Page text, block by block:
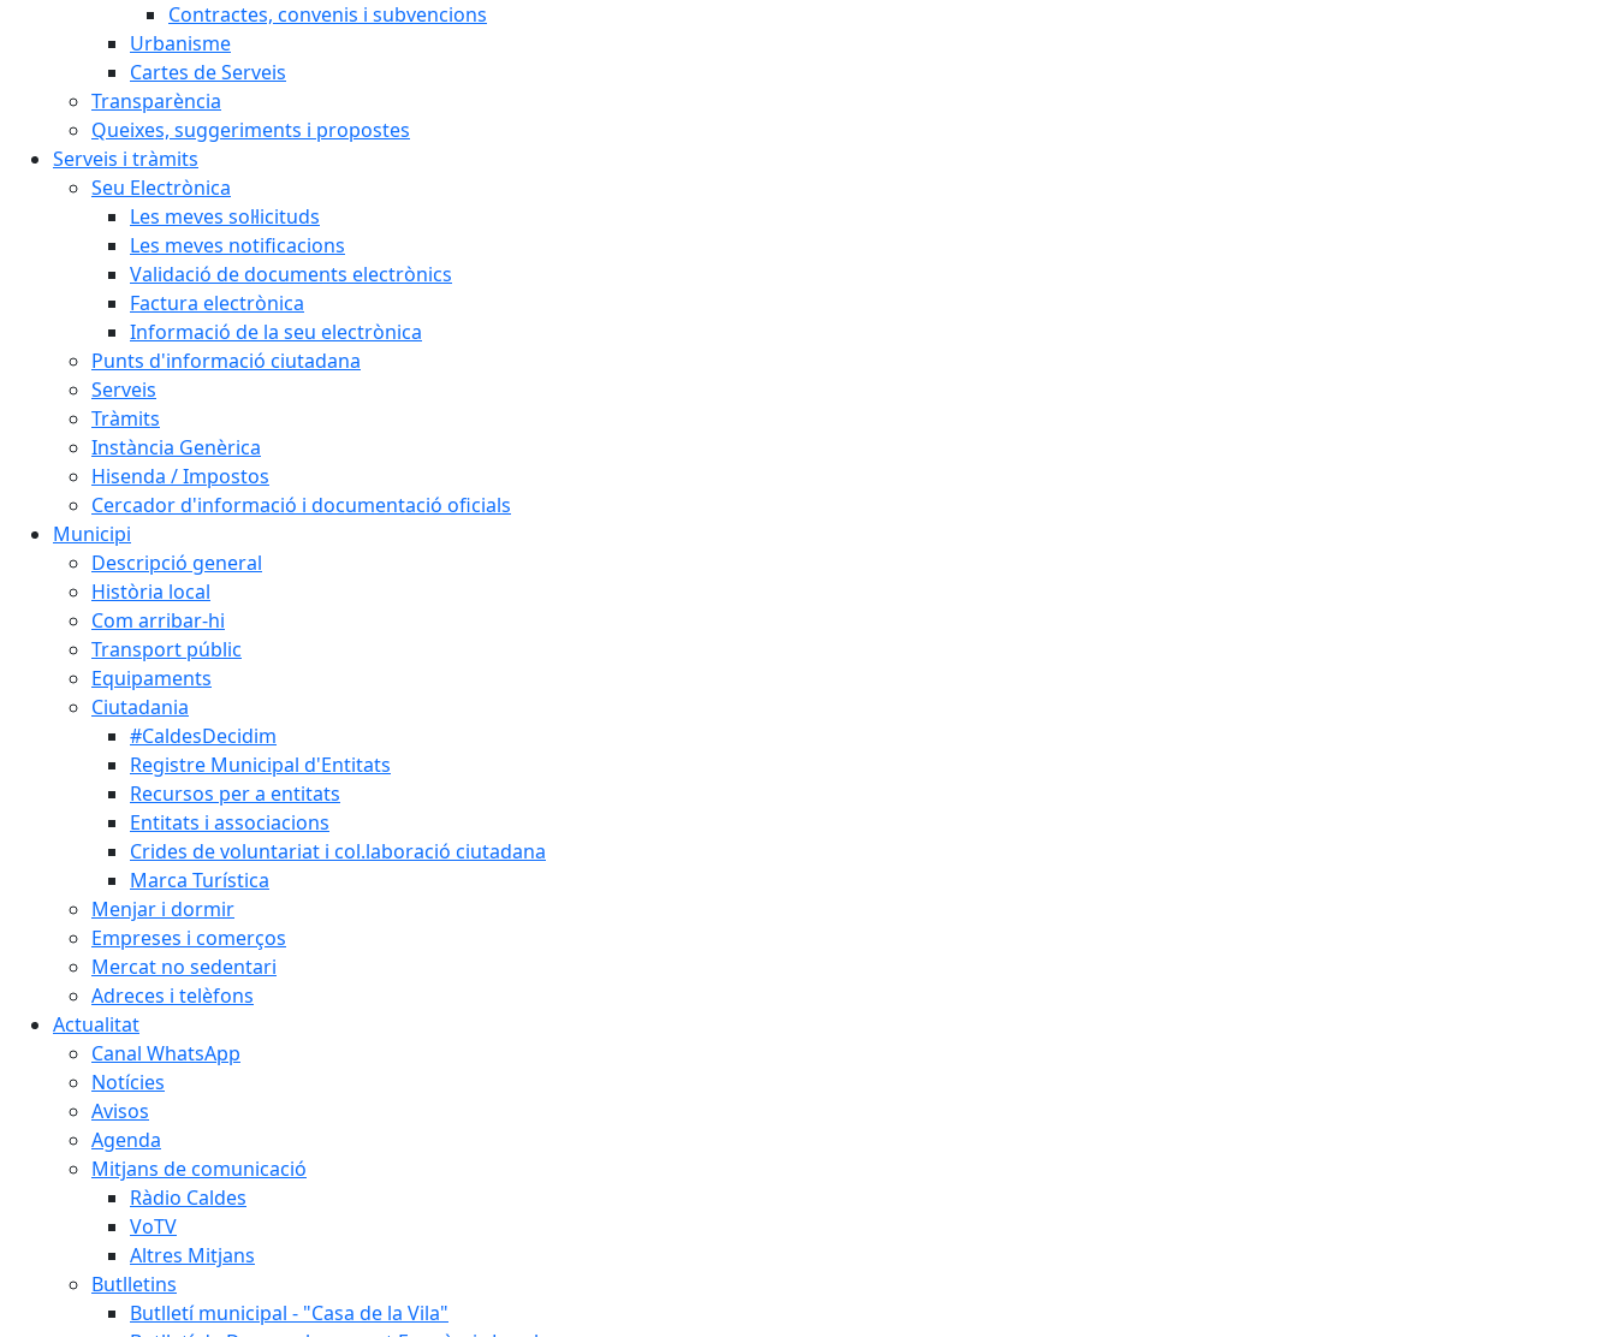
Contractes, convenis i subvencions
Urbanisme
Cartes de Serveis
Transparència
Queixes, suggeriments i propostes
Serveis i tràmits
Seu Electrònica
Les meves sol·licituds
Les meves notificacions
Validació de documents electrònics
Factura electrònica
Informació de la seu electrònica
Punts d'informació ciutadana
Serveis
Tràmits
Instància Genèrica
Hisenda / Impostos
Cercador d'informació i documentació oficials
Municipi
Descripció general
Història local
Com arribar-hi
Transport públic
Equipaments
Ciutadania
#CaldesDecidim
Registre Municipal d'Entitats
Recursos per a entitats
Entitats i associacions
Crides de voluntariat i col.laboració ciutadana
Marca Turística
Menjar i dormir
Empreses i comerços
Mercat no sedentari
Adreces i telèfons
Actualitat
Canal WhatsApp
Notícies
Avisos
Agenda
Mitjans de comunicació
Ràdio Caldes
VoTV
Altres Mitjans
Butlletins
Butlletí municipal - "Casa de la Vila"